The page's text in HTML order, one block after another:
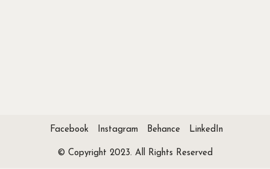
Facebook Instagram Behance LinkedIn
© Copyright 2023. All Rights Reserved